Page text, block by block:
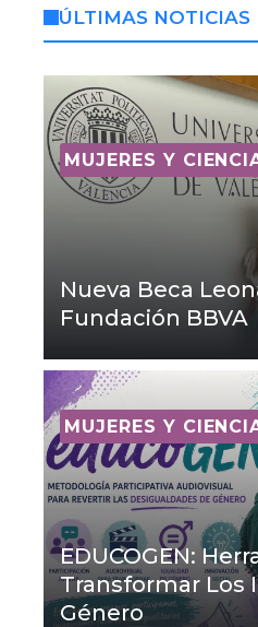
ÚLTIMAS NOTICIAS
MUJERES Y
Nueva Beca
Fundación BBVA
MUJERES Y
EDUCOGEN:
Transformar Los
Género